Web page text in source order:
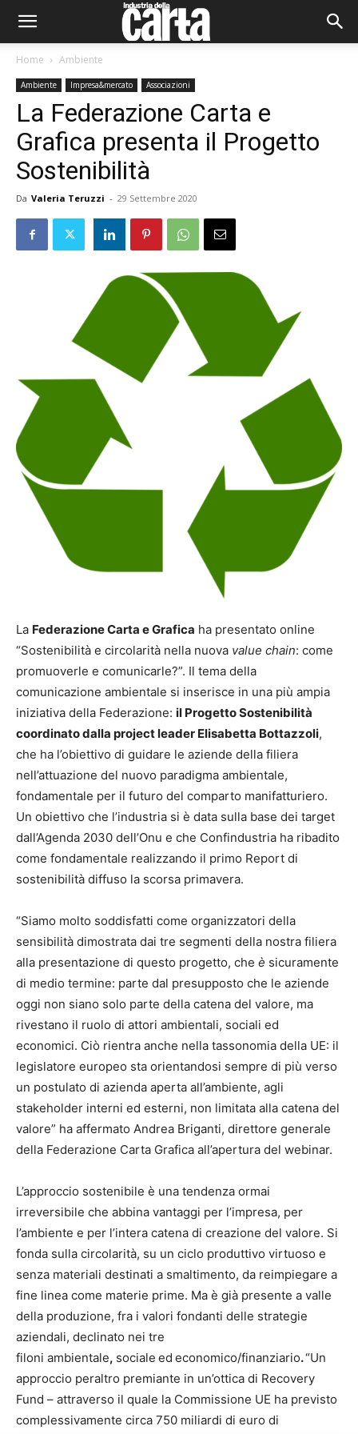
Home Ambiente
Ambiente Impresa&mercato Associazioni
La Federazione Carta e
Grafica presenta il Progetto
Sostenibilità
Da Valeria Teruzzi - 29 Settembre 2020
La Federazione Carta e Grafica ha presentato online
“Sostenibilità e circolarità nella nuova value chain: come
promuoverle e comunicarle?”. Il tema della
comunicazione ambientale si inserisce in una più ampia
iniziativa della Federazione: il Progetto Sostenibilità
coordinato dalla project leader Elisabetta Bottazzoli,
che ha l’obiettivo di guidare le aziende della filiera
nell’attuazione del nuovo paradigma ambientale,
fondamentale per il futuro del comparto manifatturiero.
Un obiettivo che l’industria si è data sulla base dei target
dall’Agenda 2030 dell’Onu e che Confindustria ha ribadito
come fondamentale realizzando il primo Report di
sostenibilità diffuso la scorsa primavera.
“Siamo molto soddisfatti come organizzatori della
sensibilità dimostrata dai tre segmenti della nostra filiera
alla presentazione di questo progetto, che è sicuramente
di medio termine: parte dal presupposto che le aziende
oggi non siano solo parte della catena del valore, ma
rivestano il ruolo di attori ambientali, sociali ed
economici. Ciò rientra anche nella tassonomia della UE: il
legislatore europeo sta orientandosi sempre di più verso
un postulato di azienda aperta all’ambiente, agli
stakeholder interni ed esterni, non limitata alla catena del
valore” ha affermato Andrea Briganti, direttore generale
della Federazione Carta Grafica all’apertura del webinar.
L’approccio sostenibile è una tendenza ormai
irreversibile che abbina vantaggi per l’impresa, per
l’ambiente e per l’intera catena di creazione del valore. Si
fonda sulla circolarità, su un ciclo produttivo virtuoso e
senza materiali destinati a smaltimento, da reimpiegare a
fine linea come materie prime. Ma è già presente a valle
della produzione, fra i valori fondanti delle strategie
aziendali, declinato nei tre
filoni ambientale, sociale ed economico/finanziario.“Un
approccio peraltro premiante in un’ottica di Recovery
Fund – attraverso il quale la Commissione UE ha previsto
complessivamente circa 750 miliardi di euro di